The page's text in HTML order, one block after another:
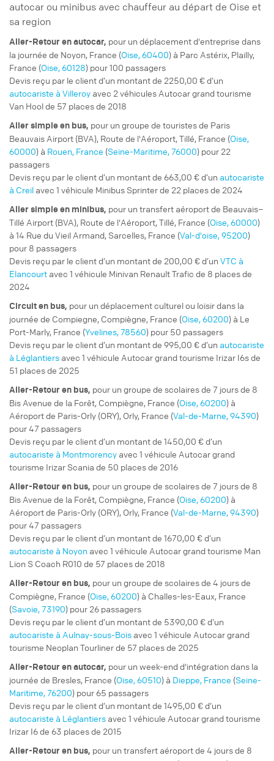
autocar ou minibus avec chauffeur au départ de Oise et
sa region
Aller-Retouren autocar, pour undéplacement d'entreprise dans
la journée de Noyon, France (Oise, 60400) à Parc Astérix, Plailly,
France (Oise, 60128) pour 100 passagers
Devis reçu par le client d’un montant de 2250,00 € d’un
autocariste à Villeroy avec 2 véhicules Autocar grand tourisme
Van Hool de 57 places de 2018
Aller simpleen bus, pour ungroupe de touristesde Paris
Beauvais Airport (BVA), Route de l'Aéroport, Tillé, France (Oise,
60000) à Rouen, France (Seine-Maritime, 76000) pour 22
passagers
Devis reçu par le client d’un montant de 663,00 € d’un autocariste
à Creil avec 1 véhicule Minibus Sprinter de 22 places de 2024
Aller simpleen minibus, pour untransfert aéroportde Beauvais–
Tillé Airport (BVA), Route de l'Aéroport, Tillé, France (Oise, 60000)
à 14 Rue du Vieil Armand, Sarcelles, France (Val-d'oise, 95200)
pour 8 passagers
Devis reçu par le client d’un montant de 200,00 € d’unVTC à
Elancourt avec 1 véhicule Minivan Renault Trafic de 8 places de
2024
Circuiten bus, pour undéplacement culturel ou loisirdans la
journée de Compiegne, Compiègne, France (Oise, 60200) à Le
Port-Marly, France (Yvelines, 78560) pour 50 passagers
Devis reçu par le client d’un montant de 995,00 € d’un autocariste
à Léglantiers avec 1 véhicule Autocar grand tourisme Irizar I6s de
51 places de 2025
Aller-Retouren bus, pour ungroupe de scolairesde 7 jours de 8
Bis Avenue de la Forêt, Compiègne, France (Oise, 60200) à
Aéroport de Paris-Orly (ORY), Orly, France (Val-de-Marne, 94390)
pour 47 passagers
Devis reçu par le client d’un montant de 1450,00 € d’un
autocariste à Montmorency avec 1 véhicule Autocar grand
tourisme Irizar Scania de 50 places de 2016
Aller-Retouren bus, pour ungroupe de scolairesde 7 jours de 8
Bis Avenue de la Forêt, Compiègne, France (Oise, 60200) à
Aéroport de Paris-Orly (ORY), Orly, France (Val-de-Marne, 94390)
pour 47 passagers
Devis reçu par le client d’un montant de 1670,00 € d’un
autocariste à Noyon avec 1 véhicule Autocar grand tourisme Man
Lion S Coach R010 de 57 places de 2018
Aller-Retouren bus, pour ungroupe de scolairesde 4 jours de
Compiègne, France (Oise, 60200) à Challes-les-Eaux, France
(Savoie, 73190) pour 26 passagers
Devis reçu par le client d’un montant de 5390,00 € d’un
autocariste à Aulnay-sous-Bois avec 1 véhicule Autocar grand
tourisme Neoplan Tourliner de 57 places de 2025
Aller-Retouren autocar, pour unweek-end d'intégrationdans la
journée de Bresles, France (Oise, 60510) à Dieppe, France (Seine-
Maritime, 76200) pour 65 passagers
Devis reçu par le client d’un montant de 1495,00 € d’un
autocariste à Léglantiers avec 1 véhicule Autocar grand tourisme
Irizar I6 de 63 places de 2015
Aller-Retouren bus, pour untransfert aéroportde 4 jours de 8